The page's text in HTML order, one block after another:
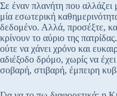
Σε έναν πλανήτη που
μία εσωτερική
δεδομένο. Αλλά, προσέξτε,
κρίνουν το αύριο της
ούτε να χάνει χρόνο και
αδιέξοδο δρόμο, χωρίς να
σοβαρή, στιβαρή, έμπειρη